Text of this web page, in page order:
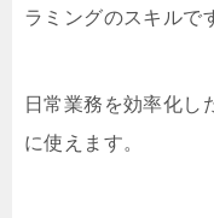
ラミングのスキルで
日常業務を効率化し
に使えます。